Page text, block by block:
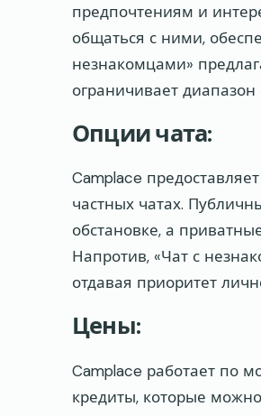
предпочтениям и
общаться с ними,
незнакомцами»
ограничивает
Опции чата:
Camplace
частных чатах.
обстановке, а
Напротив, «Чат с
отдавая приоритет
Цены:
Camplace работает по
кредиты, которые